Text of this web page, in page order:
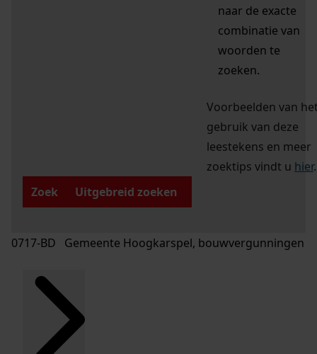
naar de exacte
combinatie van
woorden te
zoeken.
Voorbeelden van
gebruik van deze
leestekens en meer
zoektips vindt u hier.
Zoek
Uitgebreid zoeken
0717-BD Gemeente Hoogkarspel, bouwvergunningen